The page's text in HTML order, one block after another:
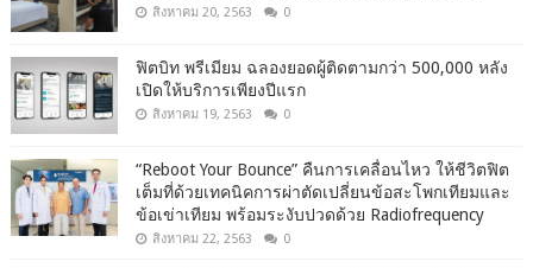
สิงหาคม 20, 2563 0
ฟิตบิท พรีเมียม ฉลองยอดผู้ติดตามกว่า 500,000 หลัง
เปิดให้บริการเพียงปีแรก
สิงหาคม 19, 2563 0
“Reboot Your Bounce” คืนการเคลื่อนไหว ให้ชีวิตฟิต
เต็มที่ด้วยเทคนิคการผ่าตัดเปลี่ยนข้อสะโพกเทียมและ
ข้อเข่าเทียม พร้อมระงับปวดด้วย Radiofrequency
สิงหาคม 22, 2563 0